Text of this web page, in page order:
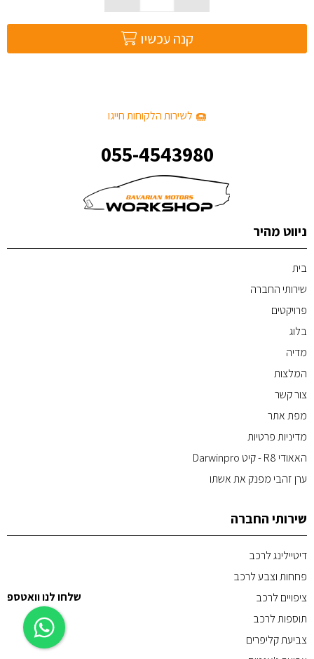
שלחו לנו וואטספ
קנה עכשיו
לשירות הלקוחות חייגו
055-4543980
ניווט מהיר
בית
שירותי החברה
פרויקטים
בלוג
מדיה
המלצות
צור קשר
מפת אתר
מדיניות פרטיות
האאודי R8 - קיט Darwinpro
ערן זהבי מפנק את אשתו
שירותי החברה
דיטיילינג לרכב
פחחות וצבע לרכב
ציפויים לרכב
תוספות לרכב
צביעת קליפרים